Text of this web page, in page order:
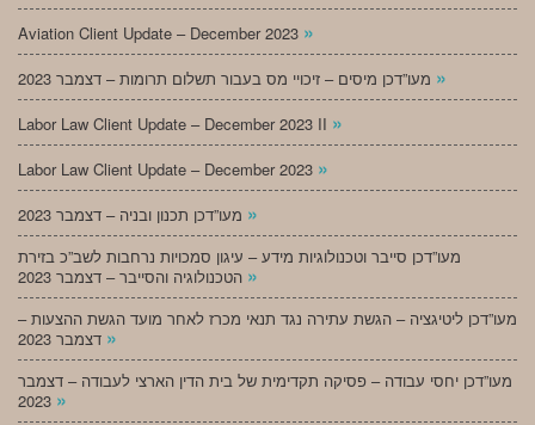
Aviation Client Update – December 2023 »
»
Labor Law Client Update – December 2023 II »
Labor Law Client Update – December 2023 »
»
מעו”דכן סייבר וטכנולוגיות מידע – עיגון סמכויות נרחבות לשב”כ בזירת
»
מעו”דכן ליטיגציה – הגשת עתירה נגד תנאי מכרז לאחר מועד הגשת ההצעות –
»
מעו”דכן יחסי עבודה – פסיקה תקדימית של בית הדין הארצי לעבודה – דצמבר
»